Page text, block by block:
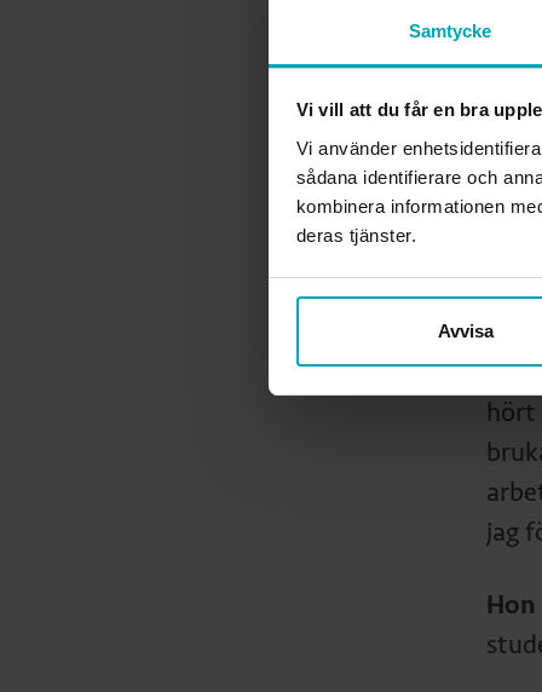
Samtycke
Vi vill att du får en bra
Vi använder
sådana identifierare och
kombinera informationen
deras tjänster.
Avvisa
det
allt
varit
läsa
–
på
inte
hört
jag